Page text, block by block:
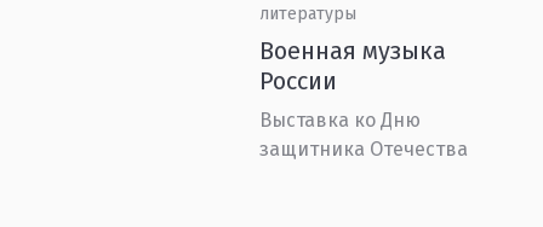
литературы
Военная музыка
России
Выставка ко Дню
защитника Отечества